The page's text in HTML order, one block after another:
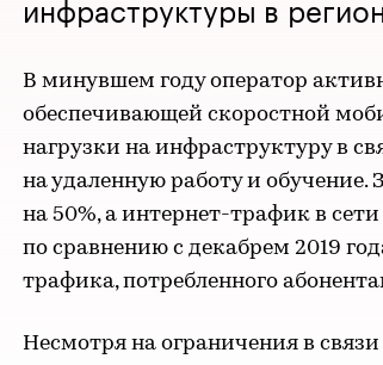
В минувшем году оператор
обеспечивающей скоростной
нагрузки на инфраструктуру в
на удаленную работу и обучение.
на 50%, а интернет-трафик в
по сравнению с декабрем 2019
трафика, потребленного
Несмотря на ограничения в